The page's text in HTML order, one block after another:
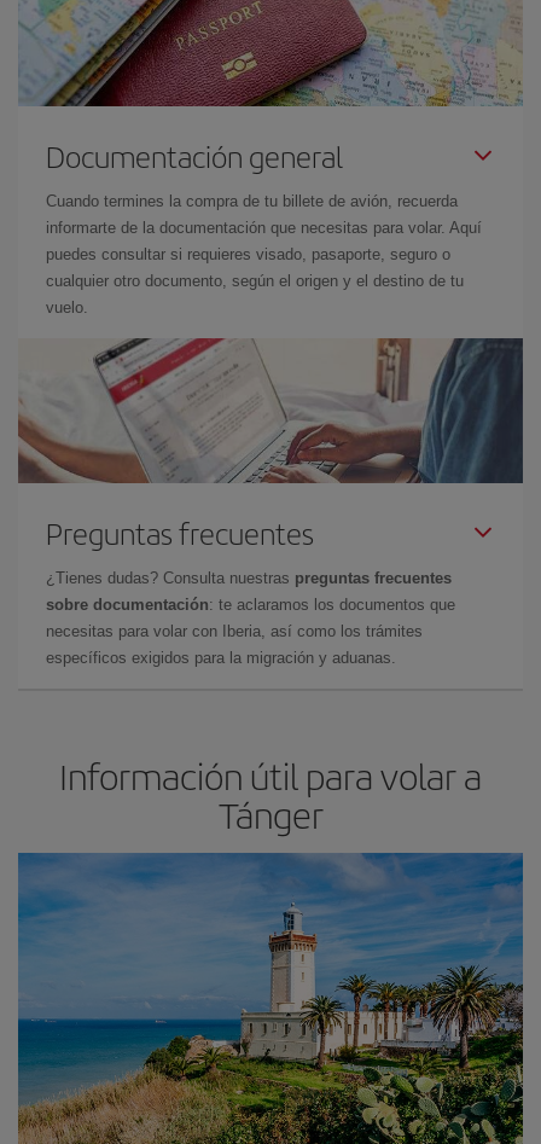
Documentación general
Cuando termines la compra de tu billete de avión, recuerda
informarte de la documentación que necesitas para volar. Aquí
puedes consultar si requieres visado, pasaporte, seguro o
cualquier otro documento, según el origen y el destino de tu
vuelo.
Preguntas frecuentes
¿Tienes dudas? Consulta nuestras preguntas frecuentes
sobre documentación: te aclaramos los documentos que
necesitas para volar con Iberia, así como los trámites
específicos exigidos para la migración y aduanas.
Información útil para volar a
Tánger